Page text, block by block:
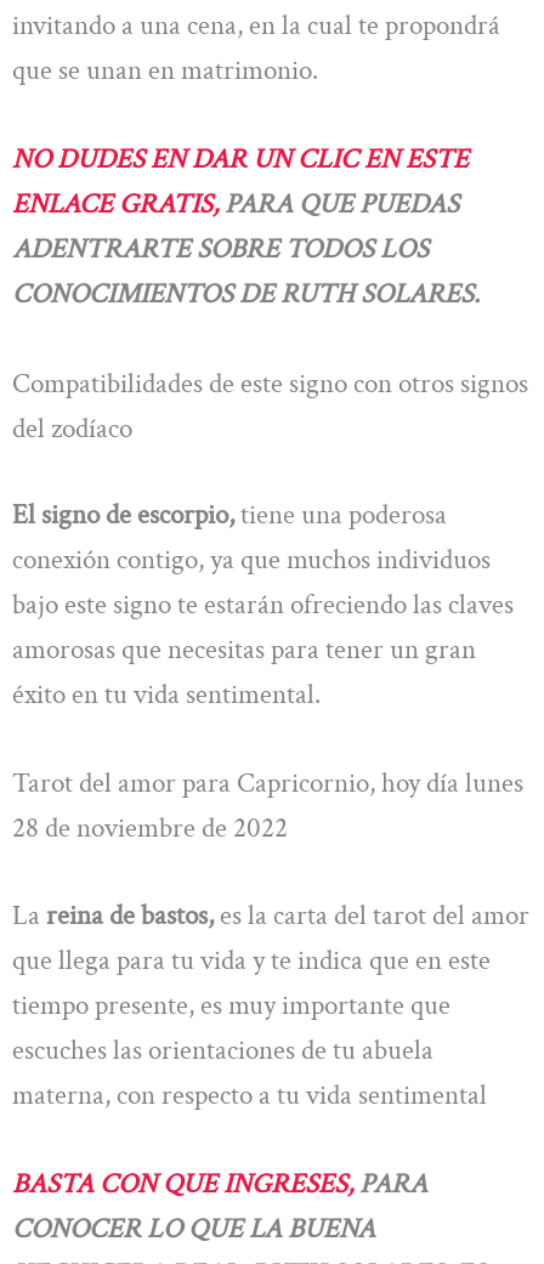
invitando a una cena, en la cual te propondrá
que se unan en matrimonio.
NO DUDES EN DAR UN CLIC EN ESTE
ENLACE GRATIS,PARA QUE PUEDAS
ADENTRARTE SOBRE TODOS LOS
CONOCIMIENTOS DE RUTH SOLARES.
Compatibilidades de este signo con otros signos
del zodíaco
El signo de escorpio,tiene una poderosa
conexión contigo, ya que muchos individuos
bajo este signo te estarán ofreciendo las claves
amorosas que necesitas para tener un gran
éxito en tu vida sentimental.
Tarot del amor para Capricornio, hoy día lunes
28 de noviembre de 2022
La reina de bastos,es la carta del tarot del amor
que llega para tu vida y te indica que en este
tiempo presente, es muy importante que
escuches las orientaciones de tu abuela
materna, con respecto a tu vida sentimental
BASTA CON QUE INGRESES,PARA
CONOCER LO QUE LA BUENA